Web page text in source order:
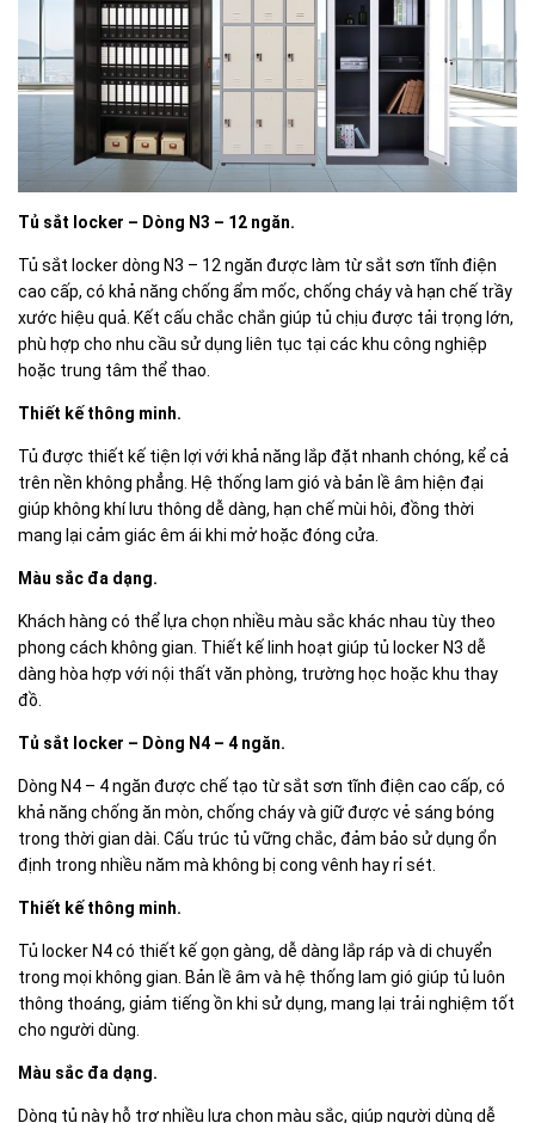
Tủ sắt locker – Dòng N3 – 12 ngăn.
Tủ sắt locker dòng N3 – 12 ngăn được làm từ sắt sơn tĩnh điện
cao cấp, có khả năng chống ẩm mốc, chống cháy và hạn chế trầy
xước hiệu quả. Kết cấu chắc chắn giúp tủ chịu được tải trọng lớn,
phù hợp cho nhu cầu sử dụng liên tục tại các khu công nghiệp
hoặc trung tâm thể thao.
Thiết kế thông minh.
Tủ được thiết kế tiện lợi với khả năng lắp đặt nhanh chóng, kể cả
trên nền không phẳng. Hệ thống lam gió và bản lề âm hiện đại
giúp không khí lưu thông dễ dàng, hạn chế mùi hôi, đồng thời
mang lại cảm giác êm ái khi mở hoặc đóng cửa.
Màu sắc đa dạng.
Khách hàng có thể lựa chọn nhiều màu sắc khác nhau tùy theo
phong cách không gian. Thiết kế linh hoạt giúp tủ locker N3 dễ
dàng hòa hợp với nội thất văn phòng, trường học hoặc khu thay
đồ.
Tủ sắt locker – Dòng N4 – 4 ngăn.
Dòng N4 – 4 ngăn được chế tạo từ sắt sơn tĩnh điện cao cấp, có
khả năng chống ăn mòn, chống cháy và giữ được vẻ sáng bóng
trong thời gian dài. Cấu trúc tủ vững chắc, đảm bảo sử dụng ổn
định trong nhiều năm mà không bị cong vênh hay rỉ sét.
Thiết kế thông minh.
Tủ locker N4 có thiết kế gọn gàng, dễ dàng lắp ráp và di chuyển
trong mọi không gian. Bản lề âm và hệ thống lam gió giúp tủ luôn
thông thoáng, giảm tiếng ồn khi sử dụng, mang lại trải nghiệm tốt
cho người dùng.
Màu sắc đa dạng.
Dòng tủ này hỗ trợ nhiều lựa chọn màu sắc, giúp người dùng dễ